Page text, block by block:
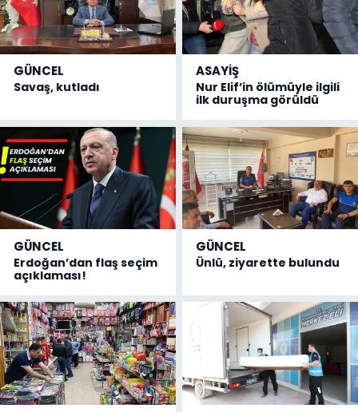
GÜNCEL
Savaş, kutladı
ASAYİŞ
Nur Elif’in ölümüyle ilgili
ilk duruşma görüldü
GÜNCEL
Erdoğan’dan flaş seçim
açıklaması!
GÜNCEL
Ünlü, ziyarette bulundu